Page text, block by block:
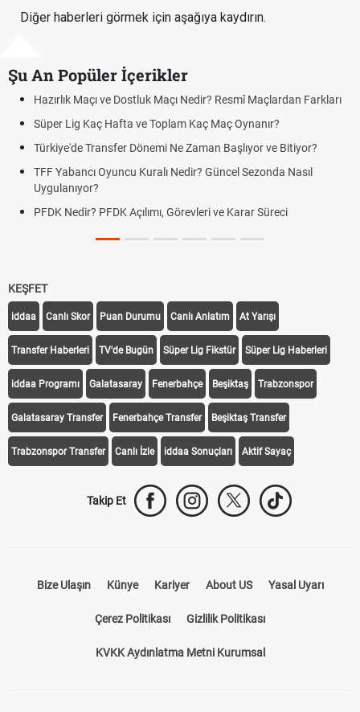
Diğer haberleri görmek için aşağıya kaydırın.
Şu An Popüler İçerikler
ve Dostluk Maçı Nedir? Resmî Maçlardan Farkları
Kaç Hafta ve Toplam Kaç Maç Oynanır?
Transfer Dönemi Ne Zaman Başlıyor ve Bitiyor?
Oyuncu Kuralı Nedir? Güncel Sezonda Nasıl
PFDK Açılımı, Görevleri ve Karar Süreci
Puan
Futbol
Deplasman
KEŞFET
iddaa Canlı Skor Puan Durumu Canlı Anlatım At Yarışı
Transfer Haberleri TV'de Bugün Süper Lig Fikstür Süper Lig Haberleri
iddaa Programı Galatasaray Fenerbahçe Beşiktaş Trabzonspor
Galatasaray Transfer Fenerbahçe Transfer Beşiktaş Transfer
Trabzonspor Transfer Canlı İzle iddaa Sonuçları Aktif Sayaç